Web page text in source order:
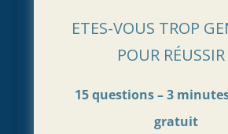
ETES-VOUS TROP
POUR RÉUSSIR
15 questions – 3
gratuit